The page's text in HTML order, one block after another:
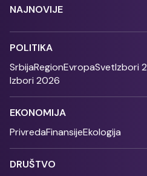
NAJNOVIJE
POLITIKA
SrbijaRegionEvropaSvetIzbori
Izbori 2026
EKONOMIJA
PrivredaFinansijeEkologija
DRUŠTVO